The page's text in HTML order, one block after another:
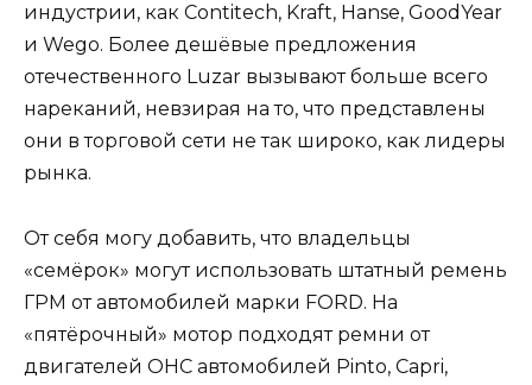
индустрии, как Contitech, Kraft, Hanse, GoodYear
и Wego. Более дешёвые предложения
отечественного Luzar вызывают больше всего
нареканий, невзирая на то, что представлены
они в торговой сети не так широко, как лидеры
рынка.
От себя могу добавить, что владельцы
«семёрок» могут использовать штатный ремень
ГРМ от автомобилей марки FORD. На
«пятёрочный» мотор подходят ремни от
двигателей OHC автомобилей Pinto, Capri,